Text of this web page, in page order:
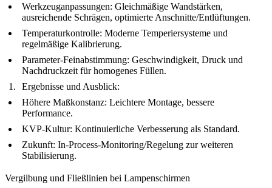
Werkzeuganpassungen: Gleichmäßige Wandstärken,
ausreichende Schrägen, optimierte Anschnitte/Entlüftungen.
Temperaturkontrolle: Moderne Temperiersysteme und
regelmäßige Kalibrierung.
Parameter-Feinabstimmung: Geschwindigkeit, Druck und
Nachdruckzeit für homogenes Füllen.
Ergebnisse und Ausblick:
Höhere Maßkonstanz: Leichtere Montage, bessere
Performance.
KVP-Kultur: Kontinuierliche Verbesserung als Standard.
Zukunft: In-Process-Monitoring/Regelung zur weiteren
Stabilisierung.
Vergilbung und Fließlinien bei Lampenschirmen